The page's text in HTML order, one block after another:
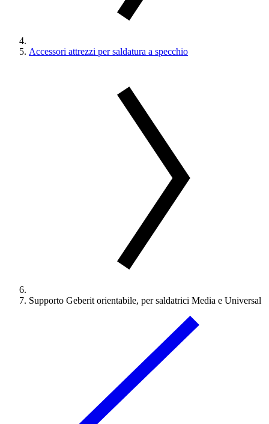
Accessori attrezzi per saldatura a specchio
Supporto Geberit orientabile, per saldatrici Media e Universal